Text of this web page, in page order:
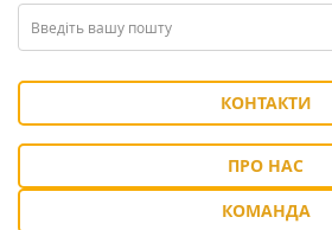
КОНТАКТИ
ПРО НАС
КОМАНДА